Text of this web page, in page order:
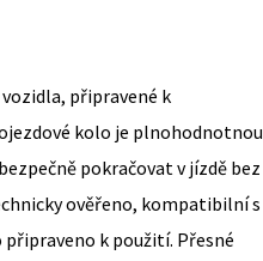
připravené k
kolo je plnohodnotnou
pokračovat v jízdě bez
ověřeno, kompatibilní s
k použití. Přesné